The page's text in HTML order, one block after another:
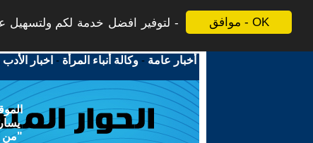
موافق - OK
لتوفير افضل خدمة لكم ولتسهيل
أخبار عامة -وكالة أنباء المرأة - اخبار
"من